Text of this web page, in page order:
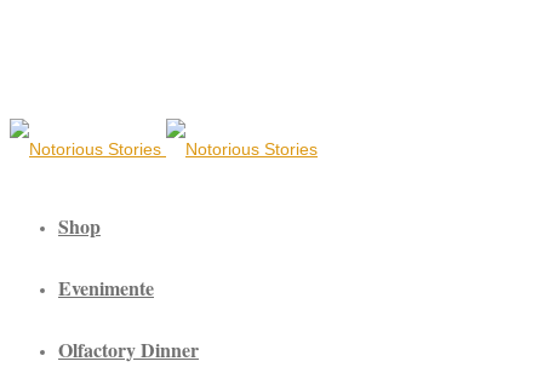
Shop
Evenimente
Olfactory Dinner